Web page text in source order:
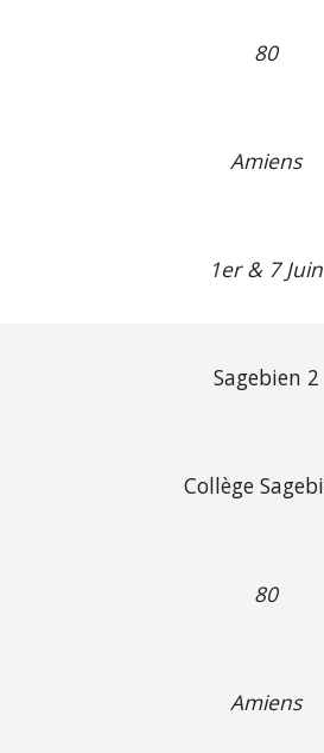
80
Amiens
1er & 7 Juin
Sagebien 2
Collège
80
Amiens